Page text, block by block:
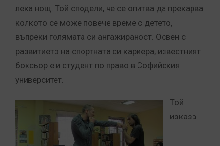
лека нощ. Той сподели, че се опитва да прекарва
колкото се може повече време с детето,
въпреки голямата си ангажираност. Освен с
развитието на спортната си кариера, известният
боксьор е и студент по право в Софийския
университет.
Той
изказа